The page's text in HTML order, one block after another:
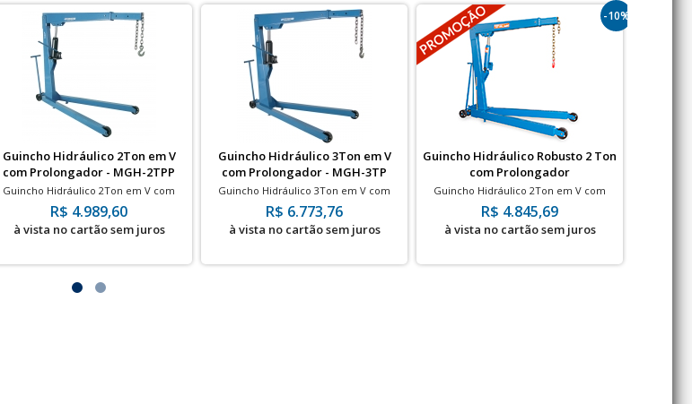
Guincho Hidráulico 2Ton em V
com Prolongador - MGH-2TPP
Guincho Hidráulico 2Ton em V com
Prolongador - Rodas de Poliuretano
R$ 4.989,60
à vista no cartão sem juros
Guincho Hidráulico 3Ton em V
com Prolongador - MGH-3TP
Guincho Hidráulico 3Ton em V com
Prolongador - Rodas de Ferro
R$ 6.773,76
à vista no cartão sem juros
-10%
Guincho Hidráulico Robusto 2 Ton
com Prolongador
Guincho Hidráulico 2Ton em V com
Prolongador - Rodas de Poliuretano
R$ 4.845,69
à vista no cartão sem juros